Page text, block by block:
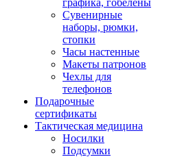
графика, гобелены
Сувенирные
наборы, рюмки,
стопки
Часы настенные
Макеты патронов
Чехлы для
телефонов
Подарочные
сертификаты
Тактическая медицина
Носилки
Подсумки